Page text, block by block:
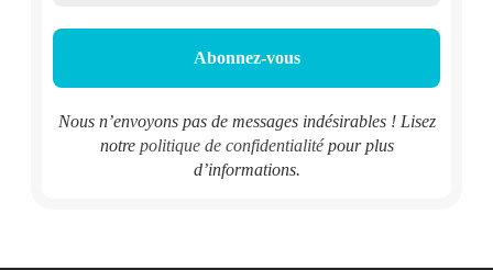
Nous n’envoyons pas de messages indésirables ! Lisez
notre politique de confidentialitépour plus
d’informations.